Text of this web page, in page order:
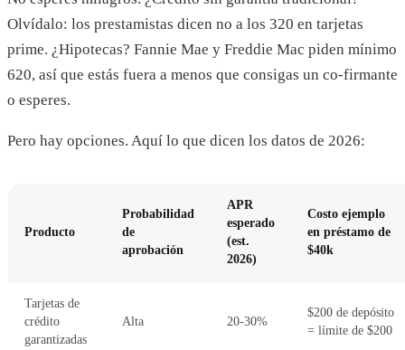
Olvídalo: los prestamistas dicen no a los 320 en tarjetas
prime. ¿Hipotecas? Fannie Mae y Freddie Mac piden mínimo
620, así que estás fuera a menos que consigas un co-firmante
o esperes.
Pero hay opciones. Aquí lo que dicen los datos de 2026:
Producto
Probabilidad
de
aprobación
APR
esperado
(est.
2026)
Costo ejemplo
en préstamo de
$40k
Tarjetas de
crédito
garantizadas
Alta 20-30%
$200 de depósito
= límite de $200